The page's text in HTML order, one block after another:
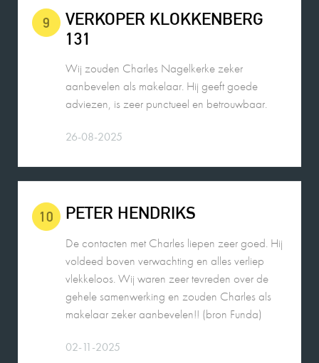
Wij zouden Charles Nagelkerke zeker
aanbevelen als makelaar. Hij geeft goede
adviezen, is zeer punctueel en betrouwbaar.
26-08-2025
PETER HENDRIKS
voldeed boven verwachting en alles verliep
vlekkeloos. Wij waren zeer tevreden over de
gehele samenwerking en zouden Charles als
makelaar zeker aanbevelen!! (bron Funda)
02-11-2025